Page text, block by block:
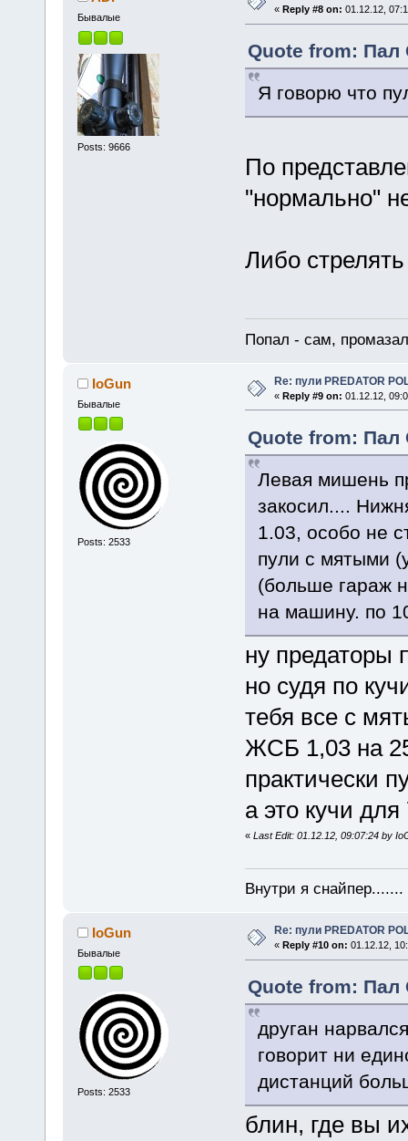
Бывалые
Posts: 9666
« Reply #8 on: 01.12.12,
Quote from: Пал
Я говорю что
По
"нормально"
Либо
Попал - сам,
IoGun
Бывалые
Posts: 2533
Re: пули PREDATOR
« Reply #9 on: 01.12.12,
Quote from: Пал
Левая мишень
закосил....
1.03, особо не
пули с мятыми
(больше гараж
на машину. по
ну предаторы
но судя по
тебя все с
ЖСБ 1,03 на
практически
а это кучи
« Last Edit: 01.12.12, 09:07:24 by
Внутри я
IoGun
Бывалые
Posts: 2533
Re: пули PREDATOR
« Reply #10 on: 01.12.12,
Quote from: Пал
друган
говорит ни
дистанций
блин, где вы